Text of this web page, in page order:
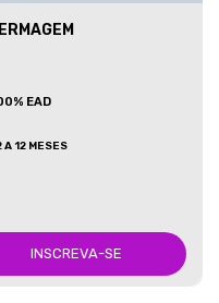
EAD
A 12 MESES
INSCREVA-SE